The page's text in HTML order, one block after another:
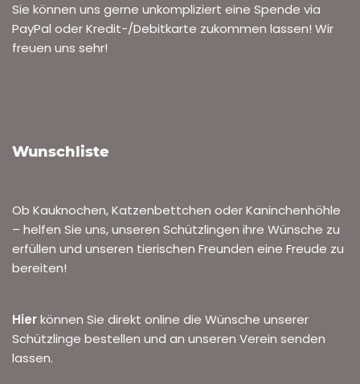
Sie können uns gerne unkompliziert eine Spende via
PayPal oder Kredit-/Debitkarte zukommen lassen! Wir
freuen uns sehr!
Wunschliste
Ob Kauknochen, Katzenbettchen oder Kaninchenhöhle
– helfen Sie uns, unseren Schützlingen ihre Wünsche zu
erfüllen und unseren tierischen Freunden eine Freude zu
bereiten!
Hierkönnen Sie direkt online die Wünsche unserer
Schützlinge bestellen und an unseren Verein senden
lassen.